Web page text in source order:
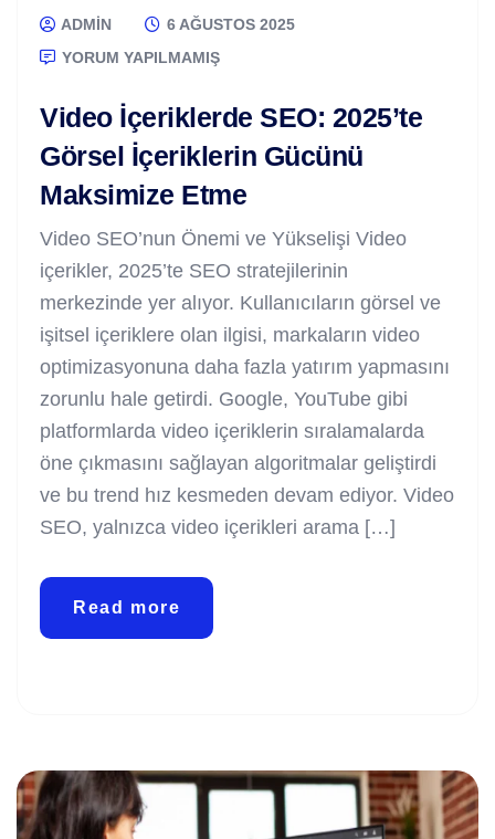
ADMIN
6 AĞUSTOS 2025
YORUM YAPILMAMIŞ
Video İçeriklerde SEO: 2025’te
Görsel İçeriklerin Gücünü
Maksimize Etme
Video SEO’nun Önemi ve Yükselişi Video
içerikler, 2025’te SEO stratejilerinin
merkezinde yer alıyor. Kullanıcıların görsel ve
işitsel içeriklere olan ilgisi, markaların video
optimizasyonuna daha fazla yatırım yapmasını
zorunlu hale getirdi. Google, YouTube gibi
platformlarda video içeriklerin sıralamalarda
öne çıkmasını sağlayan algoritmalar geliştirdi
ve bu trend hız kesmeden devam ediyor. Video
SEO, yalnızca video içerikleri arama […]
Read more